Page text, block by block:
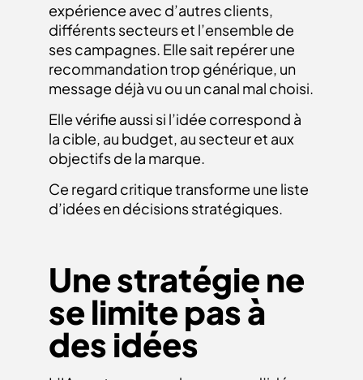
expérience avec d’autres clients,
différents secteurs et l’ensemble de
ses campagnes. Elle sait repérer une
recommandation trop générique, un
message déjà vu ou un canal mal choisi.
Elle vérifie aussi si l’idée correspond à
la cible, au budget, au secteur et aux
objectifs de la marque.
Ce regard critique transforme une liste
d’idées en décisions stratégiques.
Une stratégie ne
se limite pas à
des idées